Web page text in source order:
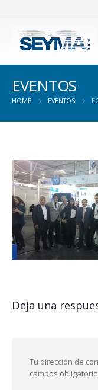
EVENTOS
HOME EVENTOS
Deja una
Tu dirección de
campos